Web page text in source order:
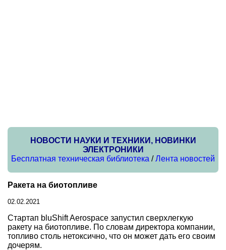
НОВОСТИ НАУКИ И ТЕХНИКИ, НОВИНКИ
ЭЛЕКТРОНИКИ
Бесплатная техническая библиотека /Лента новостей
Ракета на биотопливе
02.02.2021
Стартап bluShift Aerospace запустил сверхлегкую
ракету на биотопливе. По словам директора компании,
топливо столь нетоксично, что он может дать его своим
дочерям.